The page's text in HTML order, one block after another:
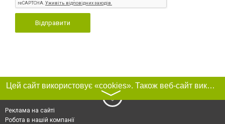
Відправити
Цей сайт використовує «cookies». Також веб-сайт використовує інтернет-сервіс для збору технічних даних стосовно відвідувачів з метою отримання маркетингової та статистичної інформації. Умови обробки даних відвідувачів сайту див.
〉
Реклама на сайті
Робота в нашій компанії